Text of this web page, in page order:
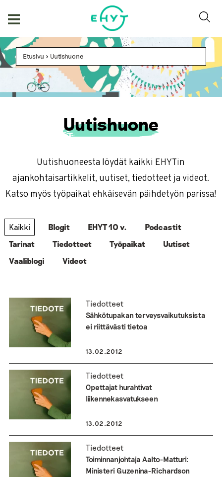
Etusivu > Uutishuone
Uutishuone
Uutishuoneesta löydät kaikki EHYTin
ajankohtaisartikkelit, uutiset, tiedotteet ja videot.
Katso myös työpaikat ehkäisevän päihdetyön parissa!
Kaikki Blogit EHYT 10 v.
Podcastit
Tarinat
Tiedotteet Työpaikat
Uutiset
Vaaliblogi
Videot
Tiedotteet
Sähkötupakan terveysvaikutuksista
ei riittävästi tietoa
13.02.2012
Tiedotteet
Opettajat hurahtivat
liikennekasvatukseen
13.02.2012
Tiedotteet
Toiminnanjohtaja Aalto-Matturi:
Ministeri Guzenina-Richardson